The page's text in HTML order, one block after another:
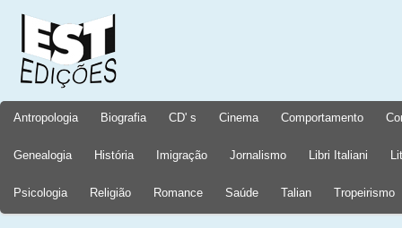
Antropologia Biografia CD' s Cinema Comportamento
Genealogia História Imigração Jornalismo Libri Italiani
Psicologia Religião Romance Saúde Talian Tropeirismo